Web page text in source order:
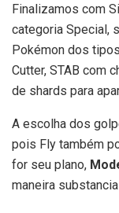
Finalizamos com
categoria Special,
Pokémon dos tipos
Cutter, STAB com
de shards para
A escolha dos
pois Fly também
for seu plano,
maneira